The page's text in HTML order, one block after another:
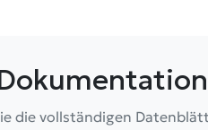
die vollständigen